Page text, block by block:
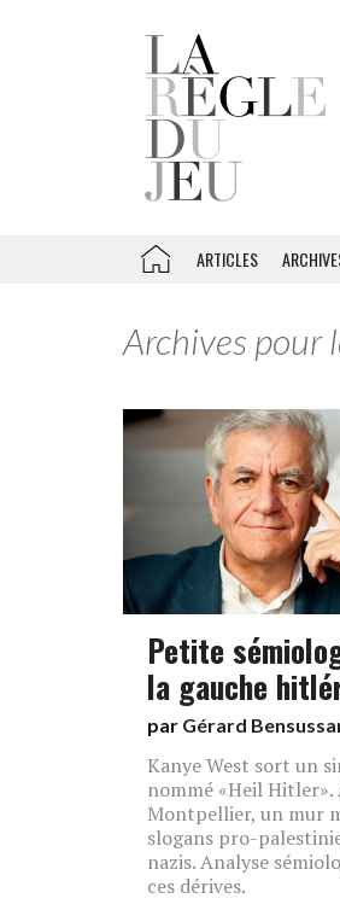
ARTICLES
Archives pour
Petite
la gauche
par Gérard
Kanye West sort un
nommé «Heil Hitler».
Montpellier, un mur
slogans pro-
nazis. Analyse
ces dérives.